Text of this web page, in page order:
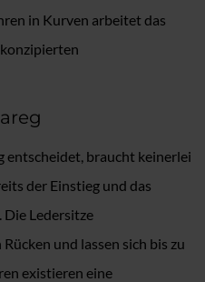
in Kurven arbeitet das
entscheidet, braucht keinerlei
der Einstieg und das
Die Ledersitze
und lassen sich bis zu
existieren eine